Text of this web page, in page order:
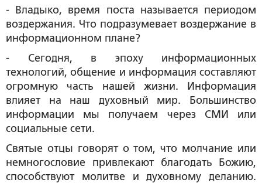
- Владыко, время поста называется периодом
воздержания. Что подразумевает воздержание в
информационном плане?
- Сегодня, в эпоху информационных
технологий, общение и информация составляют
огромную часть нашей жизни. Информация
влияет на наш духовный мир. Большинство
информации мы получаем через СМИ или
социальные сети.
Святые отцы говорят о том, что молчание или
немногословие привлекают благодать Божию,
способствуют молитве и духовному деланию.